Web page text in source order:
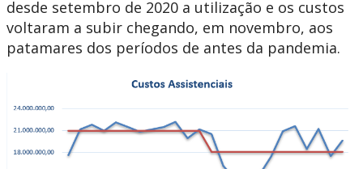
desde setembro de 2020 a utilização e os custos
voltaram a subir chegando, em novembro, aos
patamares dos períodos de antes da pandemia.